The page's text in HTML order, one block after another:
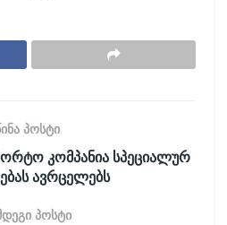
პოსტი
კომპანია სპეციალურ
ავრცელებს
პოსტი